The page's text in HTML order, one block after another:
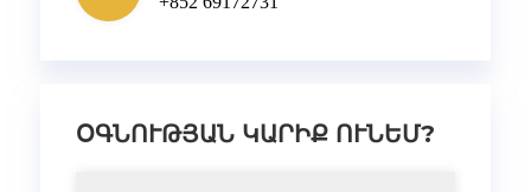
ՕԳՆՈՒԹՅԱՆ ԿԱՐԻՔ ՈՒՆԵՄ?